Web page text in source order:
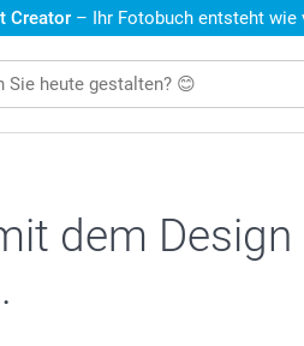
Creator – Ihr Fotobuch entsteht
dem Design